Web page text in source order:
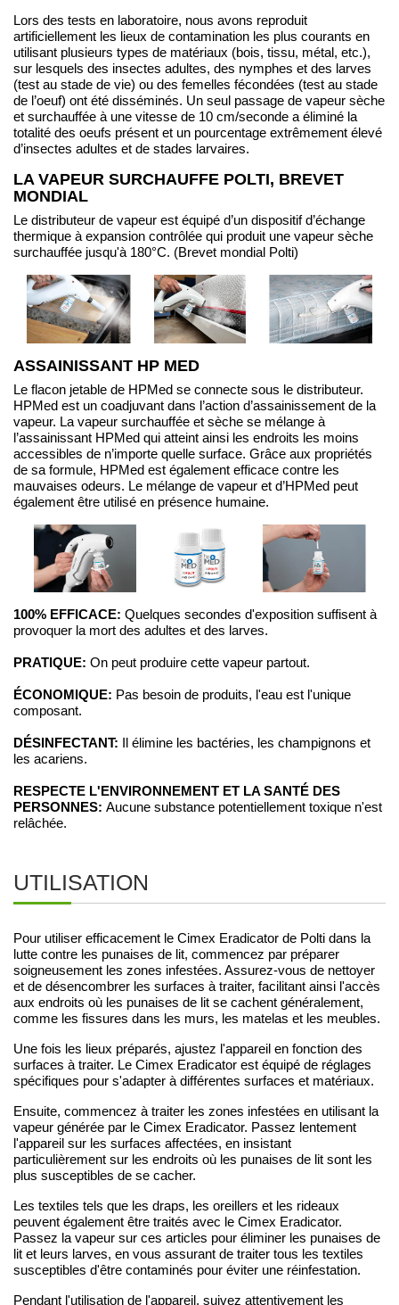
Lors des tests en laboratoire, nous avons reproduit
artificiellement les lieux de contamination les plus courants en
utilisant plusieurs types de matériaux (bois, tissu, métal, etc.),
sur lesquels des insectes adultes, des nymphes et des larves
(test au stade de vie) ou des femelles fécondées (test au stade
de l’oeuf) ont été disséminés. Un seul passage de vapeur sèche
et surchauffée à une vitesse de 10 cm/seconde a éliminé la
totalité des oeufs présent et un pourcentage extrêmement élevé
d’insectes adultes et de stades larvaires.
LA VAPEUR SURCHAUFFE POLTI, BREVET
MONDIAL
Le distributeur de vapeur est équipé d’un dispositif d’échange
thermique à expansion contrôlée qui produit une vapeur sèche
surchauffée jusqu'à 180°C. (Brevet mondial Polti)
ASSAINISSANT HP MED
Le flacon jetable de HPMed se connecte sous le distributeur.
HPMed est un coadjuvant dans l’action d’assainissement de la
vapeur. La vapeur surchauffée et sèche se mélange à
l’assainissant HPMed qui atteint ainsi les endroits les moins
accessibles de n’importe quelle surface. Grâce aux propriétés
de sa formule, HPMed est également efficace contre les
mauvaises odeurs. Le mélange de vapeur et d’HPMed peut
également être utilisé en présence humaine.
100% EFFICACE: Quelques secondes d'exposition suffisent à
provoquer la mort des adultes et des larves.
PRATIQUE: On peut produire cette vapeur partout.
ÉCONOMIQUE: Pas besoin de produits, l'eau est l'unique
composant.
DÉSINFECTANT:
Il élimine les bactéries, les champignons et
les acariens.
RESPECTE L'ENVIRONNEMENT ET LA SANTÉ DES
PERSONNES: Aucune substance potentiellement toxique n'est
relâchée.
UTILISATION
Pour utiliser efficacement le Cimex Eradicator de Polti dans la
lutte contre les punaises de lit, commencez par préparer
soigneusement les zones infestées. Assurez-vous de nettoyer
et de désencombrer les surfaces à traiter, facilitant ainsi l'accès
aux endroits où les punaises de lit se cachent généralement,
comme les fissures dans les murs, les matelas et les meubles.
Une fois les lieux préparés, ajustez l'appareil en fonction des
surfaces à traiter. Le Cimex Eradicator est équipé de réglages
spécifiques pour s'adapter à différentes surfaces et matériaux.
Ensuite, commencez à traiter les zones infestées en utilisant la
vapeur générée par le Cimex Eradicator. Passez lentement
l'appareil sur les surfaces affectées, en insistant
particulièrement sur les endroits où les punaises de lit sont les
plus susceptibles de se cacher.
Les textiles tels que les draps, les oreillers et les rideaux
peuvent également être traités avec le Cimex Eradicator.
Passez la vapeur sur ces articles pour éliminer les punaises de
lit et leurs larves, en vous assurant de traiter tous les textiles
susceptibles d'être contaminés pour éviter une réinfestation.
Pendant l'utilisation de l'appareil, suivez attentivement les